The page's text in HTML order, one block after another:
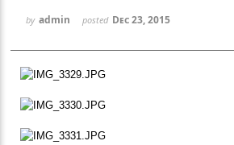
by admin posted Dec 23, 2015
Sketchbook5, 스케치북5